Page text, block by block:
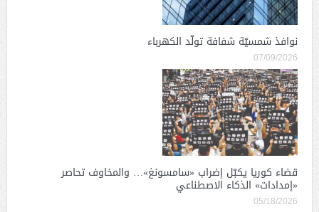
نوافذ شمسيّة شفافة تولّد الكهرباء
07/09/2026
قضاء كوريا يكبّل إضراب «سامسونغ»… والمخاوف تحاصر
«إمدادات» الذكاء الاصطناعي
05/18/2026